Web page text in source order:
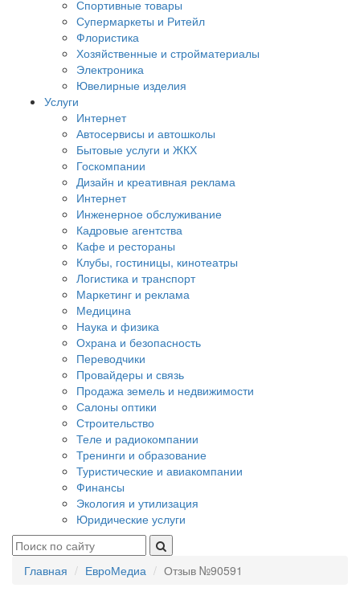
Спортивные товары
Супермаркеты и Ритейл
Флористика
Хозяйственные и стройматериалы
Электроника
Ювелирные изделия
Услуги
Интернет
Автосервисы и автошколы
Бытовые услуги и ЖКХ
Госкомпании
Дизайн и креативная реклама
Интернет
Инженерное обслуживание
Кадровые агентства
Кафе и рестораны
Клубы, гостиницы, кинотеатры
Логистика и транспорт
Маркетинг и реклама
Медицина
Наука и физика
Охрана и безопасность
Переводчики
Провайдеры и связь
Продажа земель и недвижимости
Салоны оптики
Строительство
Теле и радиокомпании
Тренинги и образование
Туристические и авиакомпании
Финансы
Экология и утилизация
Юридические услуги
Главная ЕвроМедиа Отзыв №90591